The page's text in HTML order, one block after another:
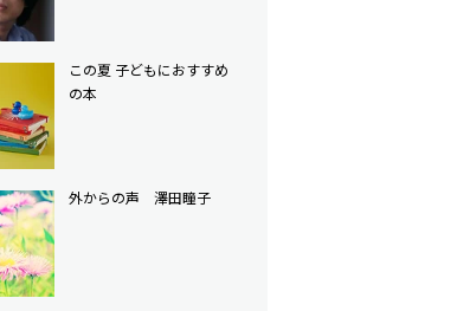
この夏 子どもにおすすめ
の本
外からの声 澤田瞳子